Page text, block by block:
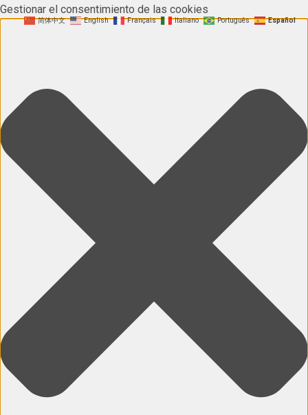
Gestionar el consentimiento de las cookies
简体中文 English Français Italiano Português Español